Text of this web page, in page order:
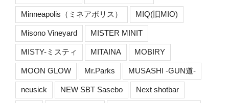
Minneapolis（ミネアポリス） MIQ(旧MIO)
Misono Vineyard MISTER MINIT
MISTY-ミスティ MITAINA MOBIRY
MOON GLOW Mr.Parks MUSASHI -GUN道-
neusick NEW SBT Sasebo Next shotbar